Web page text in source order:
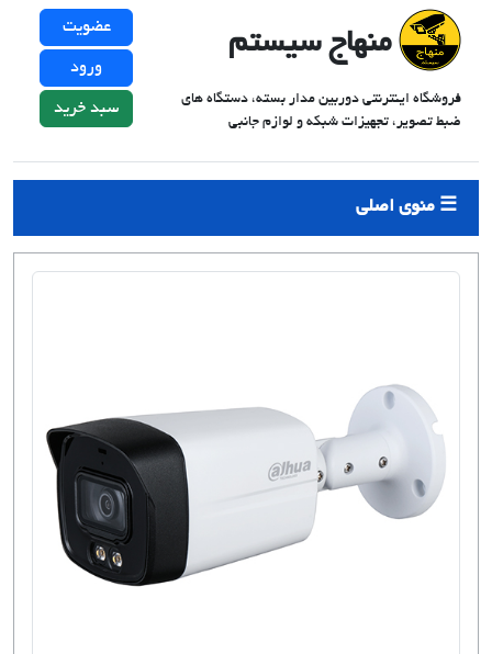
منهاج سیستم
عضویت
ورود
سبد خرید
فروشگاه اینترنتی دوربین مدار بسته، دستگاه های
ضبط تصویر، تجهیزات شبکه و لوازم جانبی
منوی اصلی